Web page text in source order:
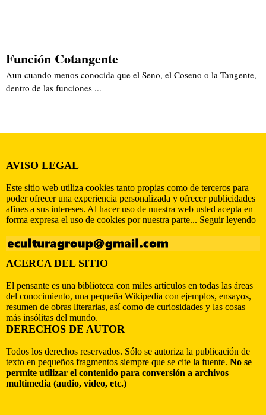
Función Cotangente
Aun cuando menos conocida que el Seno, el Coseno o la Tangente,
dentro de las funciones ...
AVISO LEGAL
Este sitio web utiliza cookies tanto propias como de terceros para
poder ofrecer una experiencia personalizada y ofrecer publicidades
afines a sus intereses. Al hacer uso de nuestra web usted acepta en
forma expresa el uso de cookies por nuestra parte... Seguir leyendo
ACERCA DEL SITIO
El pensante es una biblioteca con miles artículos en todas las áreas
del conocimiento, una pequeña Wikipedia con ejemplos, ensayos,
resumen de obras literarias, así como de curiosidades y las cosas
más insólitas del mundo.
DERECHOS DE AUTOR
Todos los derechos reservados. Sólo se autoriza la publicación de
texto en pequeños fragmentos siempre que se cite la fuente. No se
permite utilizar el contenido para conversión a archivos
multimedia (audio, video, etc.)